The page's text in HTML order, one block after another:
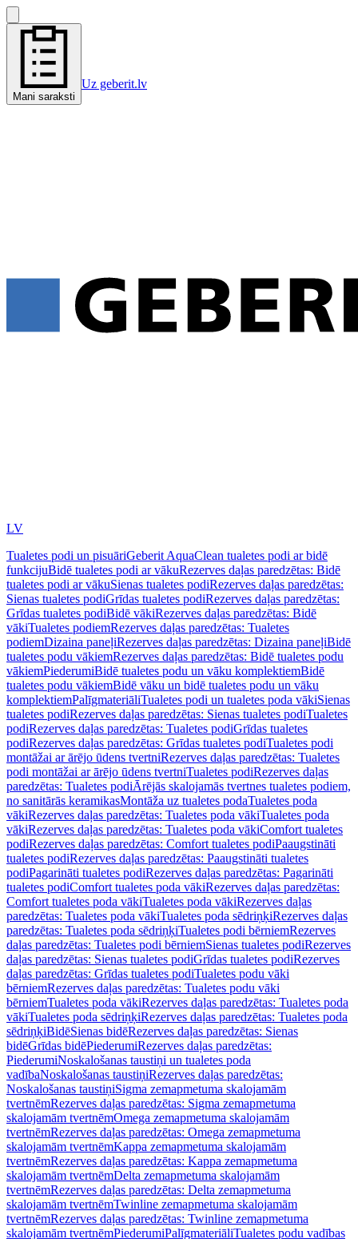
Mani saraksti
Uz geberit.lv
LV
Tualetes podi un pisuāriGeberit AquaClean tualetes podi ar bidē
funkcijuBidē tualetes podi ar vākuRezerves daļas paredzētas: Bidē
tualetes podi ar vākuSienas tualetes podiRezerves daļas paredzētas:
Sienas tualetes podiGrīdas tualetes podiRezerves daļas paredzētas:
Grīdas tualetes podiBidē vākiRezerves daļas paredzētas: Bidē
vākiTualetes podiemRezerves daļas paredzētas: Tualetes
podiemDizaina paneļiRezerves daļas paredzētas: Dizaina paneļiBidē
tualetes podu vākiemRezerves daļas paredzētas: Bidē tualetes podu
vākiemPiederumiBidē tualetes podu un vāku komplektiemBidē
tualetes podu vākiemBidē vāku un bidē tualetes podu un vāku
komplektiemPalīgmateriāliTualetes podi un tualetes poda vākiSienas
tualetes podiRezerves daļas paredzētas: Sienas tualetes podiTualetes
podiRezerves daļas paredzētas: Tualetes podiGrīdas tualetes
podiRezerves daļas paredzētas: Grīdas tualetes podiTualetes podi
montāžai ar ārējo ūdens tvertniRezerves daļas paredzētas: Tualetes
podi montāžai ar ārējo ūdens tvertniTualetes podiRezerves daļas
paredzētas: Tualetes podiĀrējās skalojamās tvertnes tualetes podiem,
no sanitārās keramikasMontāža uz tualetes podaTualetes poda
vākiRezerves daļas paredzētas: Tualetes poda vākiTualetes poda
vākiRezerves daļas paredzētas: Tualetes poda vākiComfort tualetes
podiRezerves daļas paredzētas: Comfort tualetes podiPaaugstināti
tualetes podiRezerves daļas paredzētas: Paaugstināti tualetes
podiPagarināti tualetes podiRezerves daļas paredzētas: Pagarināti
tualetes podiComfort tualetes poda vākiRezerves daļas paredzētas:
Comfort tualetes poda vākiTualetes poda vākiRezerves daļas
paredzētas: Tualetes poda vākiTualetes poda sēdriņķiRezerves daļas
paredzētas: Tualetes poda sēdriņķiTualetes podi bērniemRezerves
daļas paredzētas: Tualetes podi bērniemSienas tualetes podiRezerves
daļas paredzētas: Sienas tualetes podiGrīdas tualetes podiRezerves
daļas paredzētas: Grīdas tualetes podiTualetes podu vāki
bērniemRezerves daļas paredzētas: Tualetes podu vāki
bērniemTualetes poda vākiRezerves daļas paredzētas: Tualetes poda
vākiTualetes poda sēdriņķiRezerves daļas paredzētas: Tualetes poda
sēdriņķiBidēSienas bidēRezerves daļas paredzētas: Sienas
bidēGrīdas bidēPiederumiRezerves daļas paredzētas:
PiederumiNoskalošanas taustiņi un tualetes poda
vadībaNoskalošanas taustiņiRezerves daļas paredzētas:
Noskalošanas taustiņiSigma zemapmetuma skalojamām
tvertnēmRezerves daļas paredzētas: Sigma zemapmetuma
skalojamām tvertnēmOmega zemapmetuma skalojamām
tvertnēmRezerves daļas paredzētas: Omega zemapmetuma
skalojamām tvertnēmKappa zemapmetuma skalojamām
tvertnēmRezerves daļas paredzētas: Kappa zemapmetuma
skalojamām tvertnēmDelta zemapmetuma skalojamām
tvertnēmRezerves daļas paredzētas: Delta zemapmetuma
skalojamām tvertnēmTwinline zemapmetuma skalojamām
tvertnēmRezerves daļas paredzētas: Twinline zemapmetuma
skalojamām tvertnēmPiederumiPalīgmateriāliTualetes podu vadības